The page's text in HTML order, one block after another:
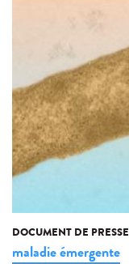
DOCUMENT DE PRESSE
maladie émergente